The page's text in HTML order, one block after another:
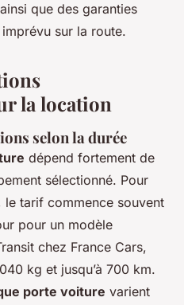
que des garanties
sur la route.
la location
selon la durée
dépend fortement de
sélectionné. Pour
tarif commence souvent
pour un modèle
chez France Cars,
kg et jusqu’à 700 km.
porte voiture varient